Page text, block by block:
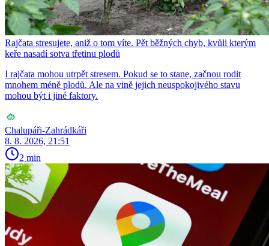
Rajčata stresujete, aniž o tom víte. Pět běžných chyb, kvůli kterým
keře nasadí sotva třetinu plodů
I rajčata mohou utrpět stresem. Pokud se to stane, začnou rodit
mnohem méně plodů. Ale na vině jejich neuspokojivého stavu
mohou být i jiné faktory.
Chalupáři-Zahrádkáři
8. 8. 2026, 21:51
2 min